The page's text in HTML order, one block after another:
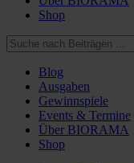
Shop
Blog
Ausgaben
Gewinnspiele
Events & Termine
Über BIORAMA
Shop